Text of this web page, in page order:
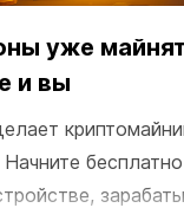
уже
и вы